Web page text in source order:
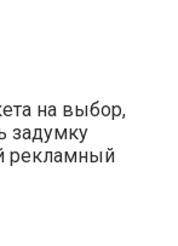
на выбор,
задумку
рекламный